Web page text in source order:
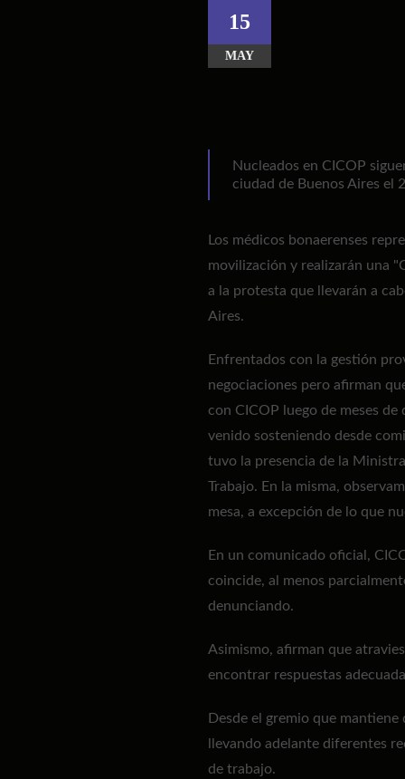
15
MAY
Nucleados en CICOP
ciudad de Buenos Aires el
Los médicos bonaerenses
movilización y realizarán una
a la protesta que llevarán a
Aires.
Enfrentados con la gestión
negociaciones pero afirman
con CICOP luego de meses
venido sosteniendo desde
tuvo la presencia de la
Trabajo. En la misma,
mesa, a excepción de lo que
En un comunicado oficial,
coincide, al menos
denunciando.
Asimismo, afirman que
encontrar respuestas
Desde el gremio que
llevando adelante diferentes
de trabajo.